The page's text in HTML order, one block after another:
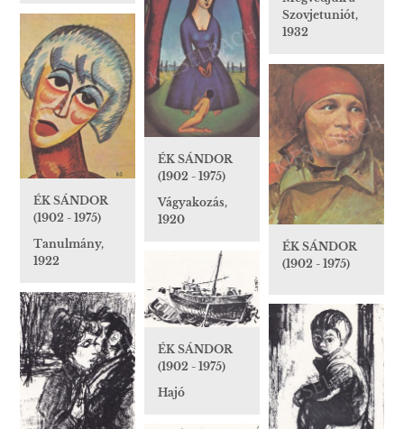
Szovjetuniót,
1932
ÉK SÁNDOR
(1902 - 1975)
Vágyakozás,
1920
ÉK SÁNDOR
(1902 - 1975)
Tanulmány,
1922
ÉK SÁNDOR
(1902 - 1975)
ÉK SÁNDOR
(1902 - 1975)
Hajó